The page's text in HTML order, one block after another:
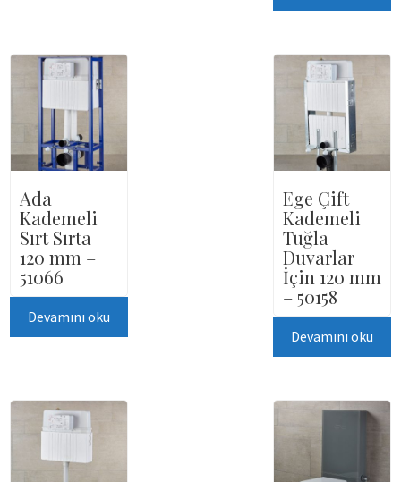
Ada
Kademeli
Sırt Sırta
120 mm –
51066
Devamını oku
Ege Çift
Kademeli
Tuğla
Duvarlar
İçin 120 mm
– 50158
Devamını oku